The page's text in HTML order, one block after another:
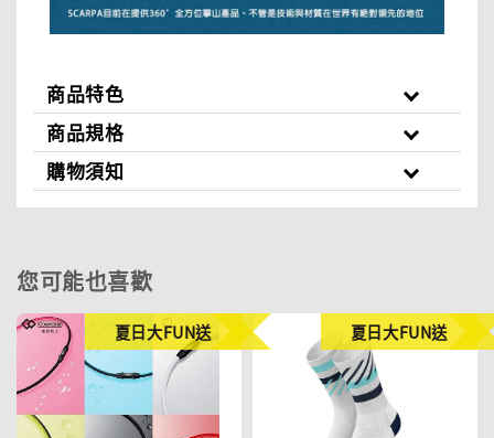
商品特色
商品規格
購物須知
您可能也喜歡
夏日大FUN送 夏日大FUN送